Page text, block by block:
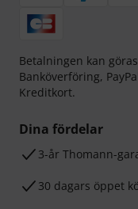
Betalningen kan
Banköverföring,
Kreditkort.
Dina fördelar
3-år Thomann-
30 dagars öppet